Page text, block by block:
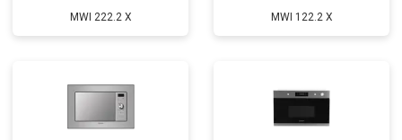
MWI 222.2 X MWI 122.2 X